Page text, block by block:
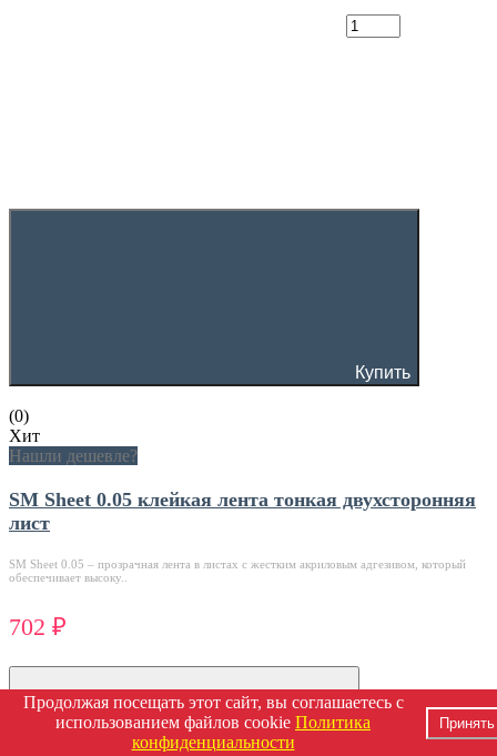
Купить
(0)
Хит
Нашли дешевле?
SM Sheet 0.05 клейкая лента тонкая двухсторонняя
лист
SM Sheet 0.05 – прозрачная лента в листах с жестким акриловым адгезивом, который
обеспечивает высоку..
702 ₽
Продолжая посещать этот сайт, вы соглашаетесь с
использованием файлов cookie Политика
конфиденциальности
Принять